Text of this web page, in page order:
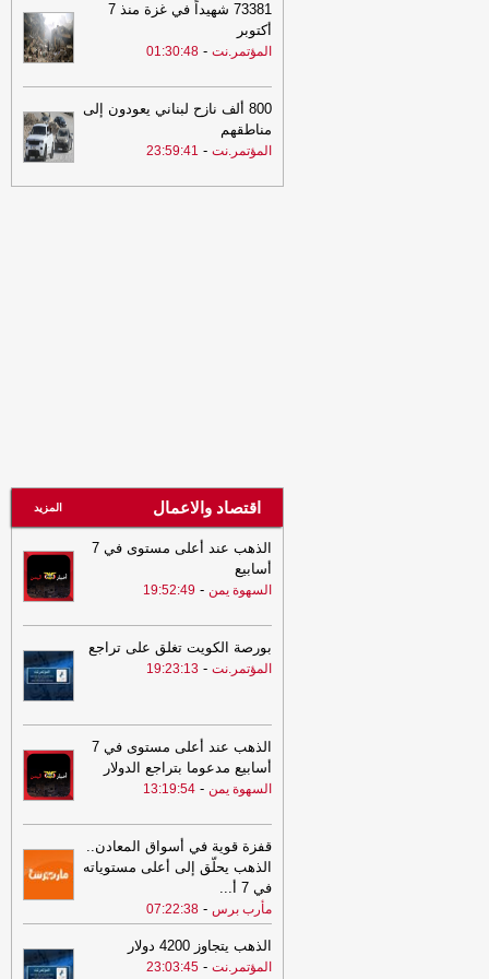
23:34
لإجبارهم على دفع الجبايات..
مليشيا الحوثي تحتجز مزارعي المراوعة
بمحافظة الحديدة
23:34
مليشيا الحوثي تحتجز مزارعي المراوعة
بمحافظة الحديدة
تأييدهم للدولة ويعلنون دعم تحركات وزارة
73381 شهيداً في غزة منذ 7
أكتوبر
المؤتمر.نت -
01:30:48
800 ألف نازح لبناني يعودون إلى
مناطقهم
المؤتمر.نت -
23:59:41
اقتصاد والاعمال المزيد
الذهب عند أعلى مستوى في 7
أسابيع
السهوة يمن -
19:52:49
بورصة الكويت تغلق على تراجع
المؤتمر.نت -
19:23:13
الذهب عند أعلى مستوى في 7
أسابيع مدعوما بتراجع الدولار
السهوة يمن -
13:19:54
قفزة قوية في أسواق المعادن..
الذهب يحلّق إلى أعلى مستوياته
في 7 أ
...
مأرب برس -
07:22:38
الذهب يتجاوز 4200 دولار
المؤتمر.نت -
23:03:45